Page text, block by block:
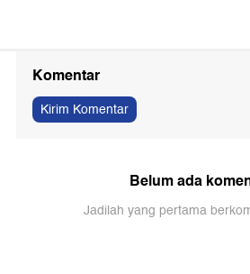
Komentar
Kirim Komentar
Belum ada
Jadilah yang pertama